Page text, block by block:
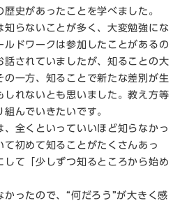
史があったことを学べました。
知らないことが多く、大変勉強にな
ルドワークは参加したことがあるの
話されていましたが、知ることの大
の一方、知ることで新たな差別が生
しれないとも思いました。教え方等
んでいきたいです。
、全くといっていいほど知らなかっ
て初めて知ることがたくさんあっ
して「少しずつ知るところから始め
かったので、“何だろう”が大きく感